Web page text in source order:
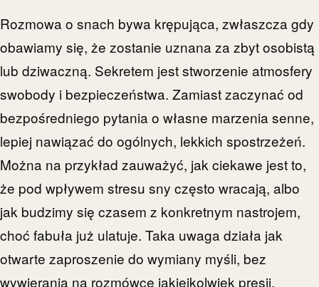
Rozmowa o snach bywa krępująca, zwłaszcza gdy
obawiamy się, że zostanie uznana za zbyt osobistą
lub dziwaczną. Sekretem jest stworzenie atmosfery
swobody i bezpieczeństwa. Zamiast zaczynać od
bezpośredniego pytania o własne marzenia senne,
lepiej nawiązać do ogólnych, lekkich spostrzeżeń.
Można na przykład zauważyć, jak ciekawe jest to,
że pod wpływem stresu sny często wracają, albo
jak budzimy się czasem z konkretnym nastrojem,
choć fabuła już ulatuje. Taka uwaga działa jak
otwarte zaproszenie do wymiany myśli, bez
wywierania na rozmówcę jakiejkolwiek presji.